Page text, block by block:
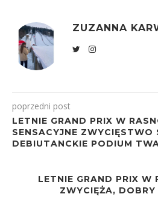
ZUZANNA
poprzedni post
LETNIE GRAND PRIX W
SENSACYJNE ZWYCIĘSTWO
DEBIUTANCKIE PODIUM
LETNIE GRAND PRIX W
ZWYCIĘŻA,